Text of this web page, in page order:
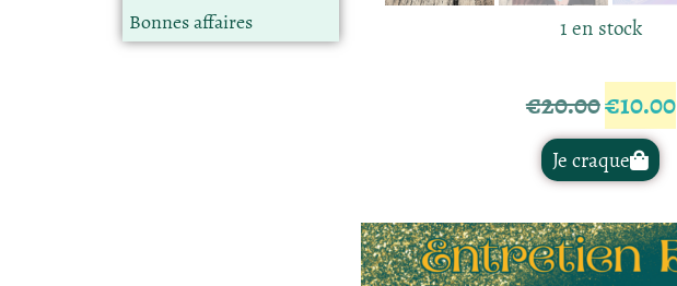
Bonnes affaires
1 en stock
€20.00€10.00
Je craque